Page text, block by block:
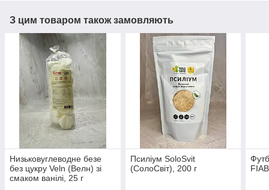
З цим товаром також замовляють
Низьковуглеводне безе
без цукру Veln (Велн) зі
смаком ванілі, 25 г
Псиліум SoloSvit
(СолоСвіт), 200 г